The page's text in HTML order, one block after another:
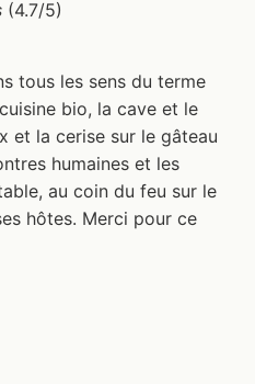
(4.7/5)
tous les sens du terme
bio, la cave et le
et la cerise sur le gâteau
humaines et les
au coin du feu sur le
hôtes. Merci pour ce